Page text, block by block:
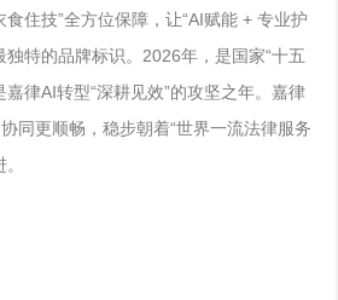
住技”全方位保障，让“AI赋能 + 专业护
独特的品牌标识。2026年，是国家“十五
律AI转型“深耕见效”的攻坚之年。嘉律
同更顺畅，稳步朝着“世界一流法律服务